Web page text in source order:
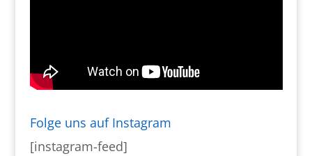
Folge uns auf Instagram
[instagram-feed]